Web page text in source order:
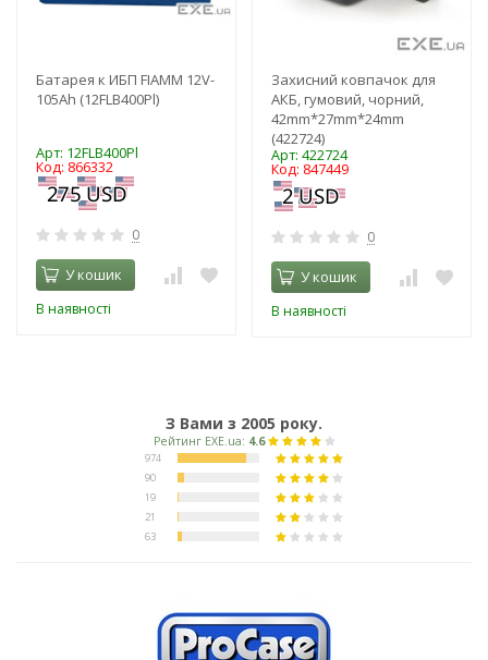
Батарея к ИБП FIAMM 12V-
105Ah (12FLB400Pl)
Арт: 12FLB400Pl
Код: 866332
0
У кошик
В наявності
Захисний ковпачок для
АКБ, гумовий, чорний,
42mm*27mm*24mm
(422724)
Арт: 422724
Код: 847449
0
У кошик
В наявності
З Вами з 2005 року.